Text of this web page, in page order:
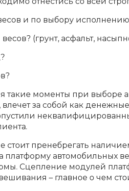
и по выбору
(грунт, асфальт,
моменты при выборе
за собой как
стоит пренебрегать
платформу автомобильных
Сцепление модулей
– главное о чем